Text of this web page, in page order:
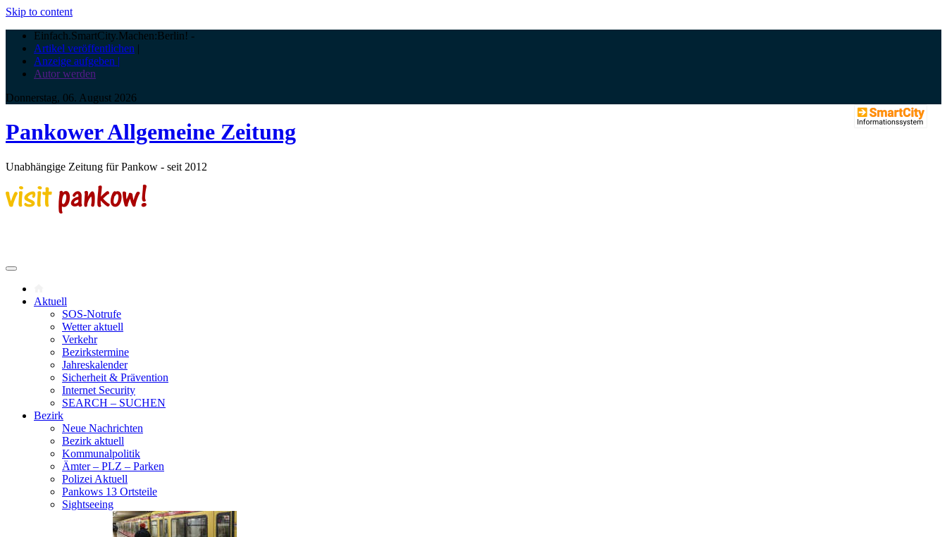
Skip to content
Einfach.SmartCity.Machen:Berlin! -
Artikel veröffentlichen |
Anzeige aufgeben |
Autor werden
Donnerstag, 06. August 2026
Pankower Allgemeine Zeitung
Unabhängige Zeitung für Pankow - seit 2012
Aktuell
SOS-Notrufe
Wetter aktuell
Verkehr
Bezirkstermine
Jahreskalender
Sicherheit & Prävention
Internet Security
SEARCH – SUCHEN
Bezirk
Neue Nachrichten
Bezirk aktuell
Kommunalpolitik
Ämter – PLZ – Parken
Polizei Aktuell
Pankows 13 Ortsteile
Sightseeing